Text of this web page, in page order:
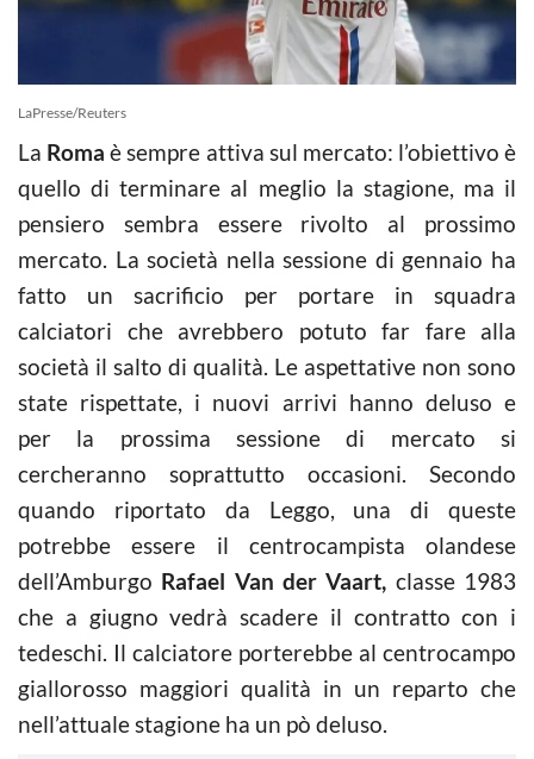
LaPresse/Reuters
La Roma è sempre attiva sul mercato: l’obiettivo è
quello di terminare al meglio la stagione, ma il
pensiero sembra essere rivolto al prossimo
mercato. La società nella sessione di gennaio ha
fatto un sacrificio per portare in squadra
calciatori che avrebbero potuto far fare alla
società il salto di qualità. Le aspettative non sono
state rispettate, i nuovi arrivi hanno deluso e
per la prossima sessione di mercato si
cercheranno soprattutto occasioni. Secondo
quando riportato da Leggo, una di queste
potrebbe essere il centrocampista olandese
dell’Amburgo Rafael Van der Vaart, classe 1983
che a giugno vedrà scadere il contratto con i
tedeschi. Il calciatore porterebbe al centrocampo
giallorosso maggiori qualità in un reparto che
nell’attuale stagione ha un pò deluso.